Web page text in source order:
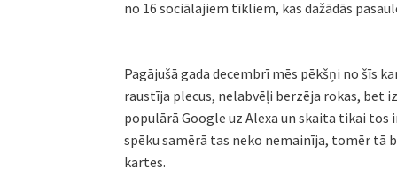
no 16 sociālajiem tīkliem, kas dažādās
Pagājušā gada decembrī mēs pēkšņi no šīs
raustīja plecus, nelabvēļi berzēja rokas, bet
populārā Google uz Alexa un skaita tikai
spēku samērā tas neko nemainīja, tomēr tā
kartes.